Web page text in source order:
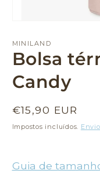
multimédia
1
em
modal
MINILAND
Bolsa
Candy
Preço
normal
€15,90 EUR
Impostos incluídos. Envio
Guia de